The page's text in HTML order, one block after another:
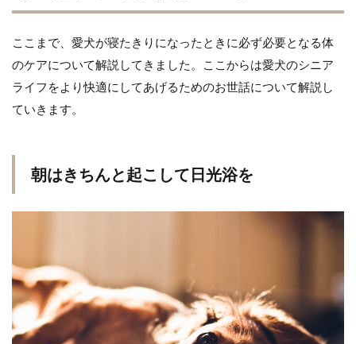
ここまで、愛犬が寝たきりになったときに必ず必要となる体
のケアについて解説してきました。ここからは愛犬のシニア
ライフをより快適にしてあげるためのお世話について解説し
ていきます。
朝はきちんと起こして日光浴を